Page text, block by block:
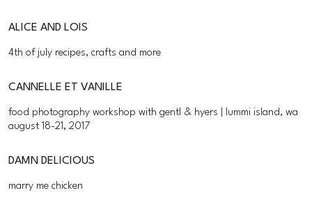
ALICE AND LOIS
4th of july recipes, crafts and more
CANNELLE ET VANILLE
food photography workshop with gentl & hyers | lummi island, wa
august 18-21, 2017
DAMN DELICIOUS
marry me chicken